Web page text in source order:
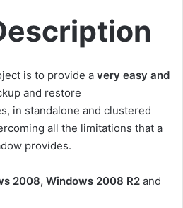
is to provide a very easy and
and restore
in standalone and clustered
all the limitations that a
provides.
2008, Windows 2008 R2 and